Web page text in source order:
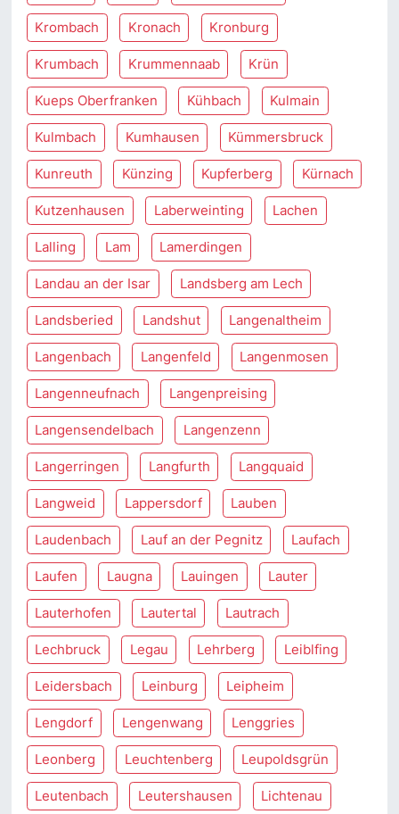
Krombach Kronach Kronburg
Krumbach Krummennaab Krün
Kueps Oberfranken Kühbach Kulmain
Kulmbach Kumhausen Kümmersbruck
Kunreuth Künzing Kupferberg Kürnach
Kutzenhausen Laberweinting Lachen
Lalling Lam Lamerdingen
Landau an der Isar Landsberg am Lech
Landsberied Landshut Langenaltheim
Langenbach Langenfeld Langenmosen
Langenneufnach Langenpreising
Langensendelbach Langenzenn
Langerringen Langfurth Langquaid
Langweid Lappersdorf Lauben
Laudenbach Lauf an der Pegnitz Laufach
Laufen Laugna Lauingen Lauter
Lauterhofen Lautertal Lautrach
Lechbruck Legau Lehrberg Leiblfing
Leidersbach Leinburg Leipheim
Lengdorf Lengenwang Lenggries
Leonberg Leuchtenberg Leupoldsgrün
Leutenbach Leutershausen Lichtenau